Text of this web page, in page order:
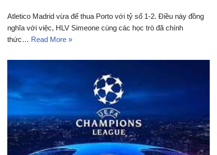
Atletico Madrid vừa để thua Porto với tỷ số 1-2. Điều này đồng
nghĩa với việc, HLV Simeone cùng các học trò đã chính
thức… Read More »